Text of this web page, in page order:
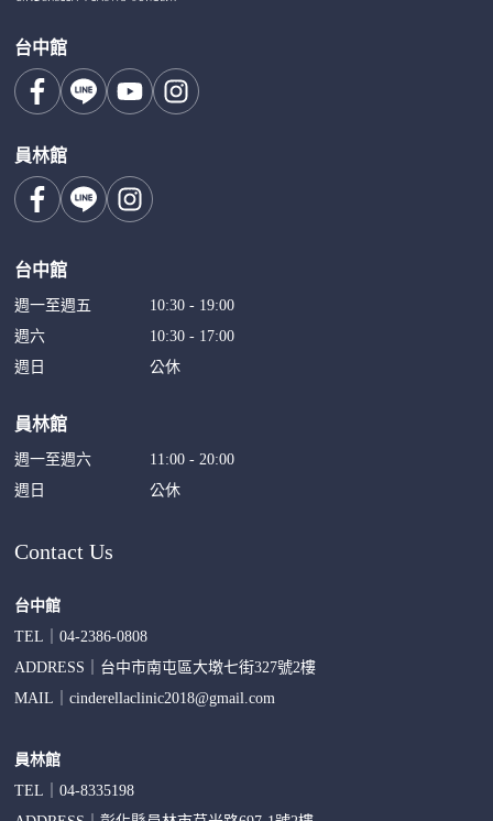
台中館
員林館
Contact Us
台中館
TEL｜04-2386-0808
ADDRESS｜ 台中市南屯區大墩七街327號2樓
MAIL｜cinderellaclinic2018@gmail.com
員林館
TEL｜04-8335198
台中館
週一至週五
週六
週日
10:30 - 19:00
10:30 - 17:00
公休
員林館
週一至週六
週日
11:00 - 20:00
公休